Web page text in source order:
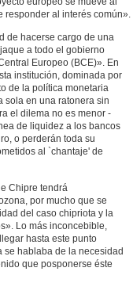
responder al interés común».
de hacerse cargo de una
a todo el gobierno
Europeo (BCE)». En
institución, dominada por
de la política monetaria
sola en una ratonera sin
el dilema no es menor -
de liquidez a los bancos
o perderán toda su
al `chantaje' de
Chipre tendrá
por mucho que se
del caso chipriota y la
Lo más inconcebible,
hasta este punto
se hablaba de la necesidad
que posponerse éste